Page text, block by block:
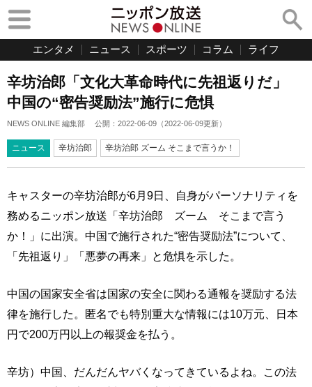
エンタメ ニュース スポーツ コラム ライフ
辛坊治郎「文化大革命時代に先祖返りだ」
中国の“密告奨励法”施行に危惧
NEWS ONLINE 編集部 公開： 2022-06-09 （2022-06-09更新）
ニュース 辛坊治郎 辛坊治郎 ズーム そこまで言うか！
キャスターの辛坊治郎が6月9日、自身がパーソナリティを
務めるニッポン放送「辛坊治郎 ズーム そこまで言う
か！」に出演。中国で施行された“密告奨励法”について、
「先祖返り」「悪夢の再来」と危惧を示した。
中国の国家安全省は国家の安全に関わる通報を奨励する法
律を施行した。匿名でも特別重大な情報には10万元、日本
円で200万円以上の報奨金を払う。
辛坊）中国、だんだんヤバくなってきているよね。この法